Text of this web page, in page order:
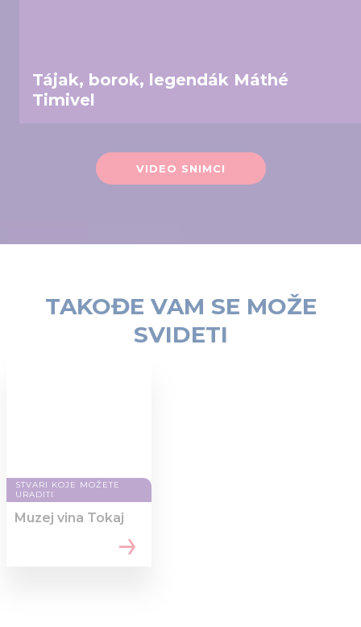
Tájak, borok, legendák Máthé
Timivel
VIDEO SNIMCI
TAKOĐE VAM SE MOŽE
SVIDETI
STVARI KOJE MOŽETE
URADITI
Muzej vina Tokaj